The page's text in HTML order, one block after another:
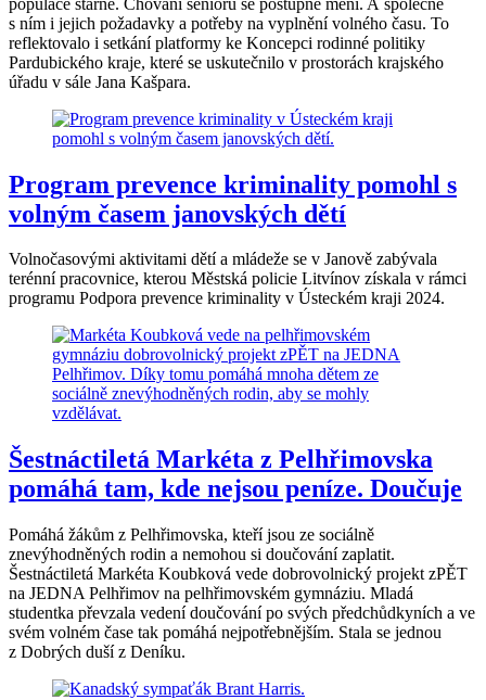
s ním i jejich požadavky a potřeby na vyplnění volného času. To
reflektovalo i setkání platformy ke Koncepci rodinné politiky
Pardubického kraje, které se uskutečnilo v prostorách krajského
úřadu v sále Jana Kašpara.
Program prevence kriminality pomohl s
volným časem janovských dětí
Volnočasovými aktivitami dětí a mládeže se v Janově zabývala
terénní pracovnice, kterou Městská policie Litvínov získala v rámci
programu Podpora prevence kriminality v Ústeckém kraji 2024.
Šestnáctiletá Markéta z Pelhřimovska
pomáhá tam, kde nejsou peníze. Doučuje
Pomáhá žákům z Pelhřimovska, kteří jsou ze sociálně
znevýhodněných rodin a nemohou si doučování zaplatit.
Šestnáctiletá Markéta Koubková vede dobrovolnický projekt zPĚT
na JEDNA Pelhřimov na pelhřimovském gymnáziu. Mladá
studentka převzala vedení doučování po svých předchůdkyních a ve
svém volném čase tak pomáhá nejpotřebnějším. Stala se jednou
z Dobrých duší z Deníku.